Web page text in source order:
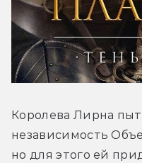
Королева Лирна
независимость
но для этого ей